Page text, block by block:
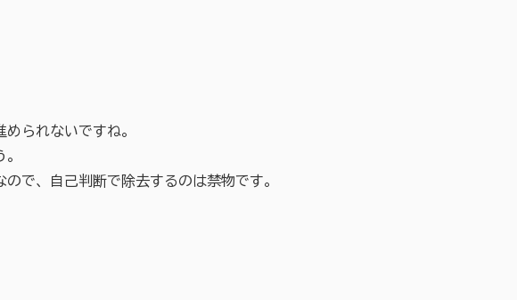
られないですね。
で、自己判断で除去するのは禁物です。